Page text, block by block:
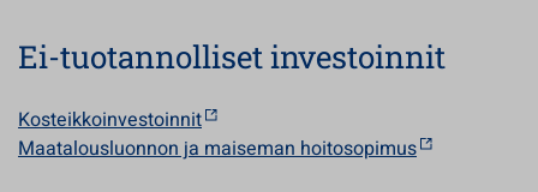
Ei-tuotannolliset investoinnit
Kosteikkoinvestoinnit
Maatalousluonnon ja maiseman hoitosopimus